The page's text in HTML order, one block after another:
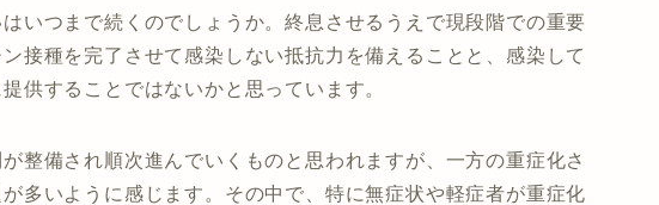
いつまで続くのでしょうか。終息させるうえで現段階での重要
接種を完了させて感染しない抵抗力を備えることと、感染して
供することではないかと思っています。
整備され順次進んでいくものと思われますが、一方の重症化さ
多いように感じます。その中で、特に無症状や軽症者が重症化